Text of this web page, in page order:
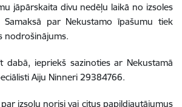
jāpārskaita divu nedēļu laikā no izsoles
Samaksā par Nekustamo īpašumu tiek
nodrošinājums.
dabā, iepriekš sazinoties ar Nekustamā
Aiju Ninneri 29384766.
izsoļu norisi vai citus papildjautājumus